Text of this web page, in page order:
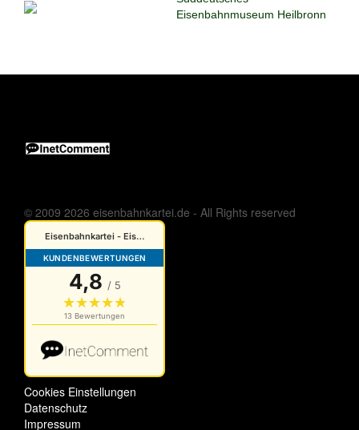
Eisenbahnmuseum Heilbronn
© 2009 2026 eisenbahnkartei.de - All Rights reserved
Cookies Einstellungen
Datenschutz
Impressum